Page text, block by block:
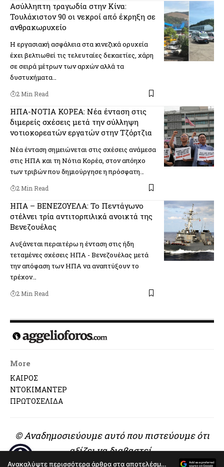
Ασύλληπτη τραγωδία στην Κίνα:
Τουλάχιστον 90 οι νεκροί από έκρηξη σε
ανθρακωρυχείο
Η εργασιακή ασφάλεια στα κινεζικά ορυχεία
έχει βελτιωθεί τις τελευταίες δεκαετίες, χάρη
σε σειρά μέτρων των αρχών αλλά τα
δυστυχήματα…
2 Min Read
ΗΠΑ-ΝΟΤΙΑ ΚΟΡΕΑ: Νέα ένταση στις
διμερείς σχέσεις μετά την σύλληψη
νοτιοκορεατών εργατών στην Τζόρτζια
Νέα ένταση σημειώνεται στις σχέσεις ανάμεσα
στις ΗΠΑ και τη Νότια Κορέα, στον απόηχο
των τριβών που δημιούργησε η πρόσφατη…
2 Min Read
ΗΠΑ – ΒΕΝΕΖΟΥΕΛΑ: Το Πεντάγωνο
στέλνει τρία αντιτορπιλικά ανοικτά της
Βενεζουέλας
Αυξάνεται περαιτέρω η ένταση στις ήδη
τεταμένες σχέσεις ΗΠΑ - Βενεζουέλας μετά
την απόφαση των ΗΠΑ να αναπτύξουν το
τρέχον…
2 Min Read
More
ΚΑΙΡΟΣ
ΝΤΟΚΙΜΑΝΤΕΡ
ΠΡΩΤΟΣΕΛΙΔΑ
© Αναδημοσιεύουμε αυτό που πιστεύουμε ότι
αξίζει να διαβαστεί..
Ανακαλύψτε περισσότερα άρθρα στα αποτελέσματα αναζήτησης